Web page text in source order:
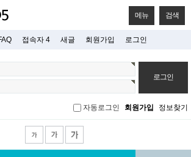
메뉴 검색
접속자 4 새글 회원가입 로그인
자동로그인 회원가입 정보찾기